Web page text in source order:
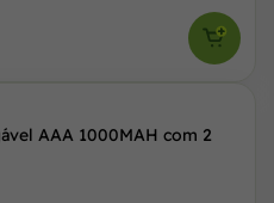
AAA 1000MAH com 2